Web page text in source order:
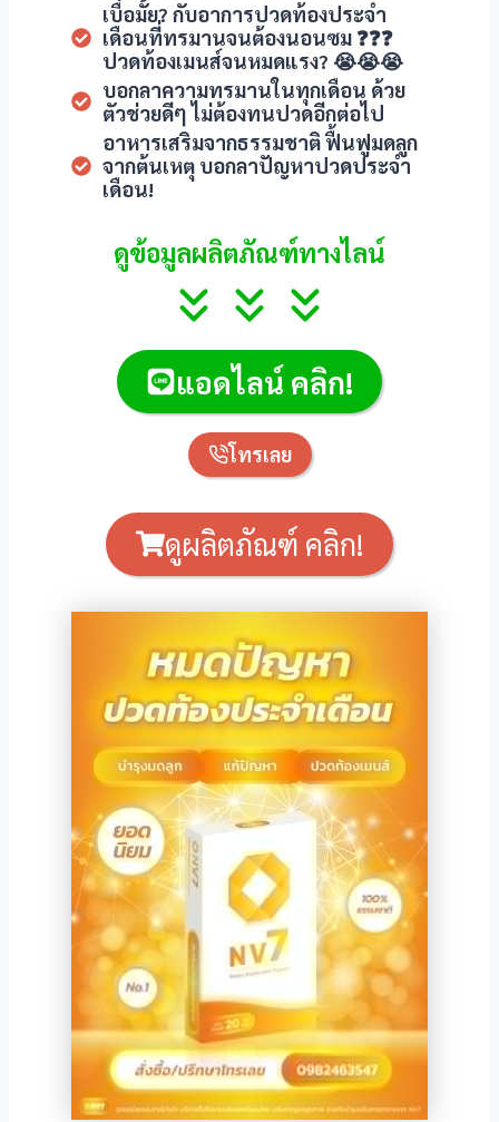
เบื่อมั้ย? กับอาการปวดท้องประจำ
เดือนที่ทรมานจนต้องนอนซม ❓❓❓
ปวดท้องเมนส์จนหมดแรง? 😭😭😭
บอกลาความทรมานในทุกเดือน ด้วย
ตัวช่วยดีๆ ไม่ต้องทนปวดอีกต่อไป
อาหารเสริมจากธรรมชาติ ฟื้นฟูมดลูก
จากต้นเหตุ บอกลาปัญหาปวดประจำ
เดือน!
ดูข้อมูลผลิตภัณฑ์ทางไลน์
แอดไลน์ คลิก!
โทรเลย
ดูผลิตภัณฑ์ คลิก!